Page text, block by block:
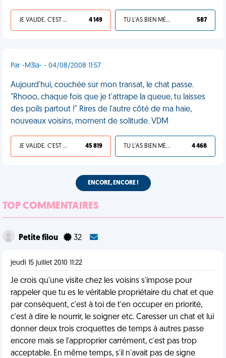
JE VALIDE, C'EST UNE VDM 4 149 TU L'AS BIEN MÉRITÉ 587
Par -M3la- - 04/08/2008 11:57
Aujourd'hui, couchée sur mon transat, le chat passe.
"Rhooo, chaque fois que je t'attrape la queue, tu laisses
des poils partout !" Rires de l'autre côté de ma haie,
nouveaux voisins, moment de solitude. VDM
JE VALIDE, C'EST UNE VDM 45 819 TU L'AS BIEN MÉRITÉ 4 468
ENCORE, ENCORE !
TOP COMMENTAIRES
Petite filou 32
jeudi 15 juillet 2010 11:22
Je crois qu'une visite chez les voisins s'impose pour
rappeler que tu es le véritable propriétaire du chat et que
par conséquent, c'est à toi de t'en occuper en priorité,
c'est à dire le nourrir, le soigner etc. Caresser un chat et lui
donner deux trois croquettes de temps à autres passe
encore mais se l'approprier carrément, c'est pas trop
acceptable. En même temps, s'il n'avait pas de signe